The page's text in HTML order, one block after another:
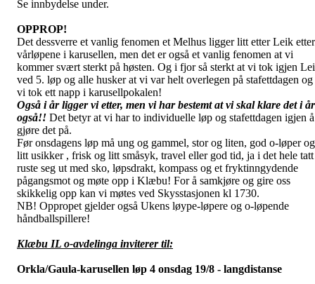
Se innbydelse under.
OPPROP!
Det dessverre et vanlig fenomen et Melhus ligger litt etter Leik etter
vårløpene i karusellen, men det er også et vanlig fenomen at vi
kommer svært sterkt på høsten. Og i fjor så sterkt at vi tok igjen
ved 5. løp og alle husker at vi var helt overlegen på stafettdagen og
vi tok ett napp i karusellpokalen!
Også i år ligger vi etter, men vi har bestemt at vi skal klare det i år
også!! Det betyr at vi har to individuelle løp og stafettdagen igjen å
gjøre det på.
Før onsdagens løp må ung og gammel, stor og liten, god o-løper og
litt usikker , frisk og litt småsyk, travel eller god tid, ja i det hele tatt
ruste seg ut med sko, løpsdrakt, kompass og et fryktinngydende
pågangsmot og møte opp i Klæbu! For å samkjøre og gire oss
skikkelig opp kan vi møtes ved Skysstasjonen kl 1730.
NB! Oppropet gjelder også Ukens løype-løpere og o-løpende
håndballspillere!
Klæbu IL o-avdelinga inviterer til:
Orkla/Gaula-karusellen løp 4 onsdag 19/8 - langdistanse